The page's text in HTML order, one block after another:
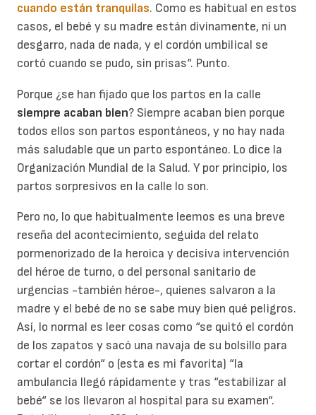
cuando están tranquilas. Como es habitual en estos
casos, el bebé y su madre están divinamente, ni un
desgarro, nada de nada, y el cordón umbilical se
cortó cuando se pudo, sin prisas“. Punto.
Porque ¿se han fijado que los partos en la calle
siempre acaban bien? Siempre acaban bien porque
todos ellos son partos espontáneos, y no hay nada
más saludable que un parto espontáneo. Lo dice la
Organización Mundial de la Salud. Y por principio, los
partos sorpresivos en la calle lo son.
Pero no, lo que habitualmente leemos es una breve
reseña del acontecimiento, seguida del relato
pormenorizado de la heroica y decisiva intervención
del héroe de turno, o del personal sanitario de
urgencias -también héroe-, quienes salvaron a la
madre y el bebé de no se sabe muy bien qué peligros.
Así, lo normal es leer cosas como “se quitó el cordón
de los zapatos y sacó una navaja de su bolsillo para
cortar el cordón“ o (esta es mi favorita) “la
ambulancia llegó rápidamente y tras “estabilizar al
bebé“ se los llevaron al hospital para su examen“.